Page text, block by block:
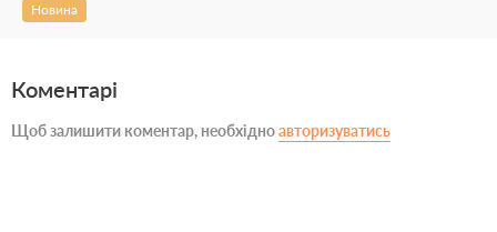
Новина
Коментарі
Щоб залишити коментар, необхідноавторизуватись